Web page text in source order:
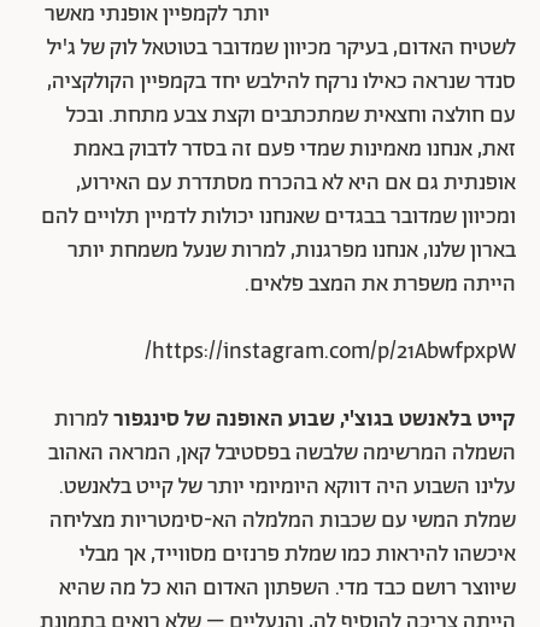
יותר לקמפיין אופנתי מאשר
לשטיח האדום, בעיקר מכיוון שמדובר בטוטאל לוק של ג'יל
סנדר שנראה כאילו נרקח להילבש יחד בקמפיין הקולקציה,
עם חולצה וחצאית שמתכתבים וקצת צבע מתחת. ובכל
זאת, אנחנו מאמינות שמדי פעם זה בסדר לדבוק באמת
אופנתית גם אם היא לא בהכרח מסתדרת עם האירוע,
ומכיוון שמדובר בבגדים שאנחנו יכולות לדמיין תלויים להם
בארון שלנו, אנחנו מפרגנות, למרות שנעל משמחת יותר
הייתה משפרת את המצב פלאים.
https://instagram.com/p/21AbwfpxpW/
קייט בלאנשט בגוצ'י, שבוע האופנה של סינגפורלמרות
השמלה המרשימה שלבשה בפסטיבל קאן, המראה האהוב
עלינו השבוע היה דווקא היומיומי יותר של קייט בלאנשט.
שמלת המשי עם שכבות המלמלה הא-סימטריות מצליחה
איכשהו להיראות כמו שמלת פרנזים מסווייד, אך מבלי
שיווצר רושם כבד מדי. השפתון האדום הוא כל מה שהיא